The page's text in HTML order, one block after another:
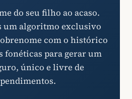
do seu filho ao acaso.
um algoritmo exclusivo
com o histórico
fonéticas para gerar um
único e livre de